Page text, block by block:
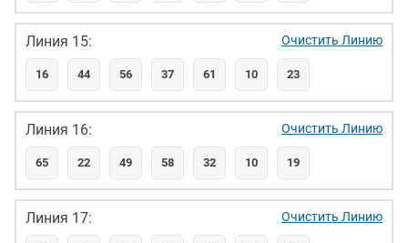
Линия 15:
16 44 56 37 61 10 23
Очистить Линию
Линия 16:
65 22 49 58 32 10 19
Очистить Линию
Линия 17: Очистить Линию